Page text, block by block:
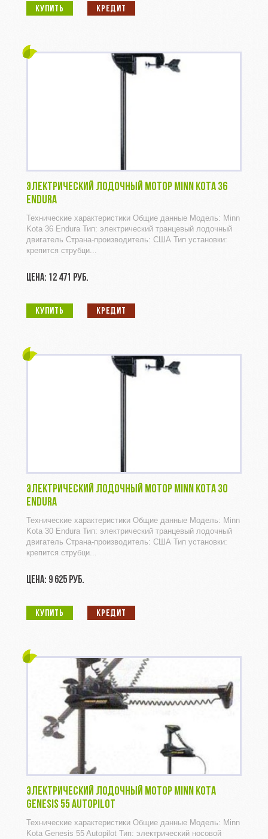
КУПИТЬ КРЕДИТ
ЭЛЕКТРИЧЕСКИЙ ЛОДОЧНЫЙ МОТОР MINN KOTA 36
ENDURA
Технические характеристики Общие данные Модель: Minn
Kota 36 Endura Тип: электрический транцевый лодочный
двигатель Страна-производитель: США Тип установки:
крепится струбци...
ЦЕНА: 12 471 РУБ.
КУПИТЬ КРЕДИТ
ЭЛЕКТРИЧЕСКИЙ ЛОДОЧНЫЙ МОТОР MINN KOTA 30
ENDURA
Технические характеристики Общие данные Модель: Minn
Kota 30 Endura Тип: электрический транцевый лодочный
двигатель Страна-производитель: США Тип установки:
крепится струбци...
ЦЕНА: 9 625 РУБ.
КУПИТЬ КРЕДИТ
ЭЛЕКТРИЧЕСКИЙ ЛОДОЧНЫЙ МОТОР MINN KOTA
GENESIS 55 AUTOPILOT
Технические характеристики Общие данные Модель: Minn
Kota Genesis 55 Autopilot Тип: электрический носовой